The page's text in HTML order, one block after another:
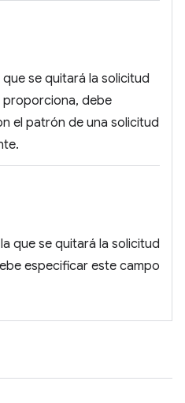
que se quitará la solicitud
proporciona, debe
el patrón de una solicitud
que se quitará la solicitud
especificar este campo